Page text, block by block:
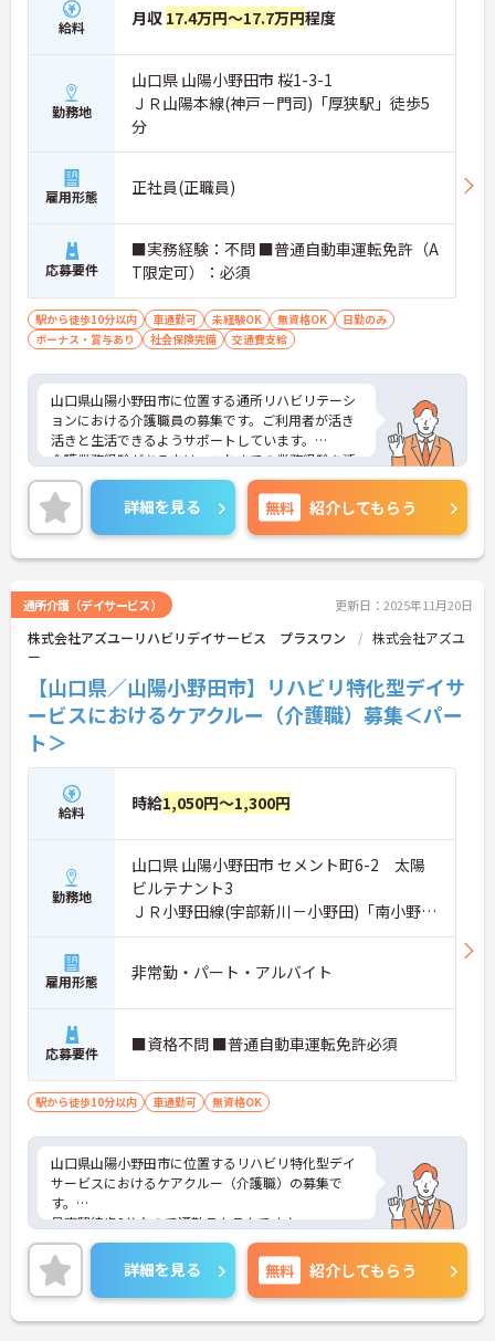
給料 月収 17.4万円～17.7万円程度
勤務地
山口県 山陽小野田市 桜1-3-1
ＪＲ山陽本線(神戸－門司)「厚狭駅」徒歩5
分
雇用形態 正社員(正職員)
応募要件
■実務経験：不問 ■普通自動車運転免許（A
T限定可）：必須
駅から徒歩10分以内 車通勤可 未経験OK 無資格OK
日勤のみ
ボーナス・賞与あり
社会保険完備 交通費支給
山口県山陽小野田市に位置する通所リハビリテーシ
ョンにおける介護職員の募集です。ご利用者が活き
活きと生活できるようサポートしています。
介護業務経験がある方は、これまでの業務経験を活
かしながら就業できる環境です。ご利用者に寄り添
って介護サービスを提供を行っていただける方を募
集しています。
ご興味のある方には、面接対策ポイントなど、さら
に詳細をお話しいたしますのでお気軽にご相談くだ
詳細を見る 無料 紹介してもらう
通所介護（デイサービス） 更新日：2025年11月20日
株式会社アズユーリハビリデイサービス プラスワン
株式会社アズユ
ー
【山口県／山陽小野田市】リハビリ特化型デイサ
ービスにおけるケアクルー（介護職）募集＜パー
ト＞
給料 時給1,050円～1,300円
勤務地
山口県 山陽小野田市 セメント町6-2 太陽
ビルテナント3
ＪＲ小野田線(宇部新川－小野田)「南小野田
駅」徒歩2分
雇用形態 非常勤・パート・アルバイト
応募要件 ■資格不問 ■普通自動車運転免許必須
駅から徒歩10分以内 車通勤可 無資格OK
山口県山陽小野田市に位置するリハビリ特化型デイ
サービスにおけるケアクルー（介護職）の募集で
す。
最寄駅徒歩2分なので通勤ラクラクです♪
残業は月2時間程度ととても少なめなので、お仕事
終わりの時間を大切に働けます◎
ご興味のある方には面接ポイントをお伝えしますの
で、お気軽にお問い合わせください！
詳細を見る 無料 紹介してもらう